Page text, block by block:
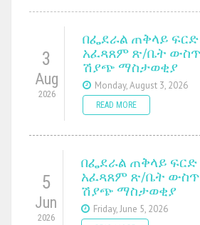
3
Aug
2026
በፌደራል ጠቅላይ
አፈጻጸም ጽ/ቤት
ሽያጭ ማስታወቂያ
Monday, August 3, 2026
READ MORE
5
Jun
2026
በፌደራል ጠቅላይ ፍርድ
አፈጻጸም ጽ/ቤት ውስጥ
ሽያጭ ማስታወቂያ
Friday, June 5, 2026